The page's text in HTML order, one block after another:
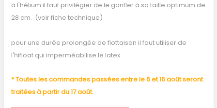
à l'hélium il faut privilégier de le gonfler à sa taille optimum de
28 cm. (voir fiche technique)
pour une durée prolongée de flottaison il faut utiliser de
l'hifloat qui imperméabilise le latex.
* Toutes les commandes passées entre le 6 et 16 août seront
traitées à partir du 17 août.